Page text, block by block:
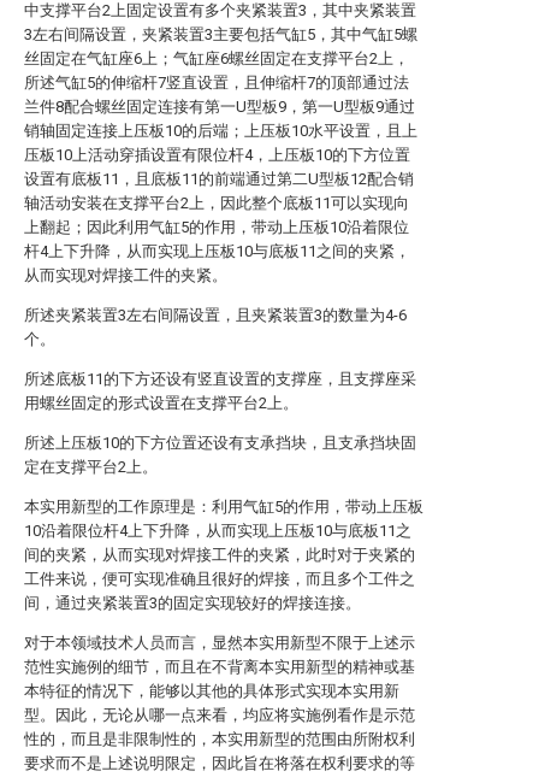
中支撑平台2上固定设置有多个夹紧装置3，其中夹紧装置
3左右间隔设置，夹紧装置3主要包括气缸5，其中气缸5螺
丝固定在气缸座6上；气缸座6螺丝固定在支撑平台2上，
所述气缸5的伸缩杆7竖直设置，且伸缩杆7的顶部通过法
兰件8配合螺丝固定连接有第一U型板9，第一U型板9通过
销轴固定连接上压板10的后端；上压板10水平设置，且上
压板10上活动穿插设置有限位杆4，上压板10的下方位置
设置有底板11，且底板11的前端通过第二U型板12配合销
轴活动安装在支撑平台2上，因此整个底板11可以实现向
上翻起；因此利用气缸5的作用，带动上压板10沿着限位
杆4上下升降，从而实现上压板10与底板11之间的夹紧，
从而实现对焊接工件的夹紧。
所述夹紧装置3左右间隔设置，且夹紧装置3的数量为4-6
个。
所述底板11的下方还设有竖直设置的支撑座，且支撑座采
用螺丝固定的形式设置在支撑平台2上。
所述上压板10的下方位置还设有支承挡块，且支承挡块固
定在支撑平台2上。
本实用新型的工作原理是：利用气缸5的作用，带动上压板
10沿着限位杆4上下升降，从而实现上压板10与底板11之
间的夹紧，从而实现对焊接工件的夹紧，此时对于夹紧的
工件来说，便可实现准确且很好的焊接，而且多个工件之
间，通过夹紧装置3的固定实现较好的焊接连接。
对于本领域技术人员而言，显然本实用新型不限于上述示
范性实施例的细节，而且在不背离本实用新型的精神或基
本特征的情况下，能够以其他的具体形式实现本实用新
型。因此，无论从哪一点来看，均应将实施例看作是示范
性的，而且是非限制性的，本实用新型的范围由所附权利
要求而不是上述说明限定，因此旨在将落在权利要求的等